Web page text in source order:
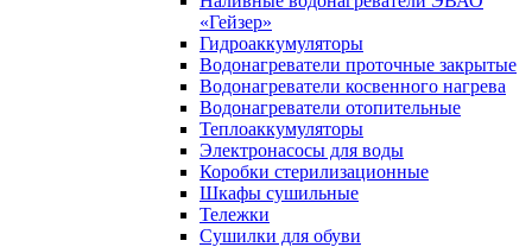
«Гейзер»
Гидроаккумуляторы
Водонагреватели проточные закрытые
Водонагреватели косвенного нагрева
Водонагреватели отопительные
Теплоаккумуляторы
Электронасосы для воды
Коробки стерилизационные
Шкафы сушильные
Тележки
Сушилки для обуви